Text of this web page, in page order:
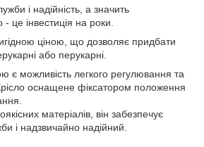
і надійність, а значить
- це інвестиція на роки.
ціною, що дозволяє придбати
або перукарні.
є можливість легкого регулювання та
оснащене фіксатором положення
матеріалів, він забезпечує
і надзвичайно надійний.